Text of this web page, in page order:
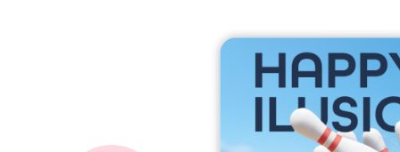
I
g